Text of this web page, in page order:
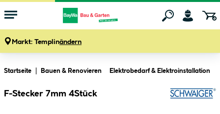
Markt: Templinändern
Startseite Bauen & Renovieren Elektrobedarf & Elektroinstallation
F-Stecker 7mm 4Stück